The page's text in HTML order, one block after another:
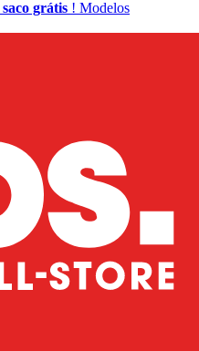
saco grátis ! Modelos